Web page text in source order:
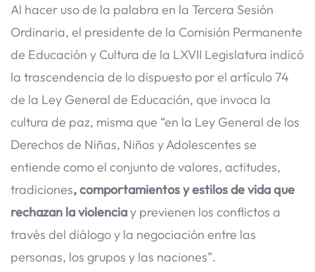
Al hacer uso de la palabra en la Tercera Sesión
Ordinaria, el presidente de la Comisión Permanente
de Educación y Cultura de la LXVII Legislatura indicó
la trascendencia de lo dispuesto por el artículo 74
de la Ley General de Educación, que invoca la
cultura de paz, misma que “en la Ley General de los
Derechos de Niñas, Niños y Adolescentes se
entiende como el conjunto de valores, actitudes,
tradiciones, comportamientos y estilos de vida que
rechazan la violenciay previenen los conflictos a
través del diálogo y la negociación entre las
personas, los grupos y las naciones”.